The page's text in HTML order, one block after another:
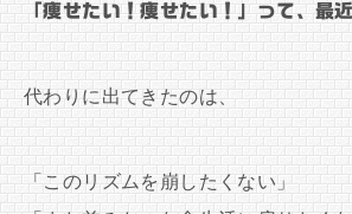
「痩せたい！痩せたい！」って、最
代わりに出てきたのは、
「このリズムを崩したくない」